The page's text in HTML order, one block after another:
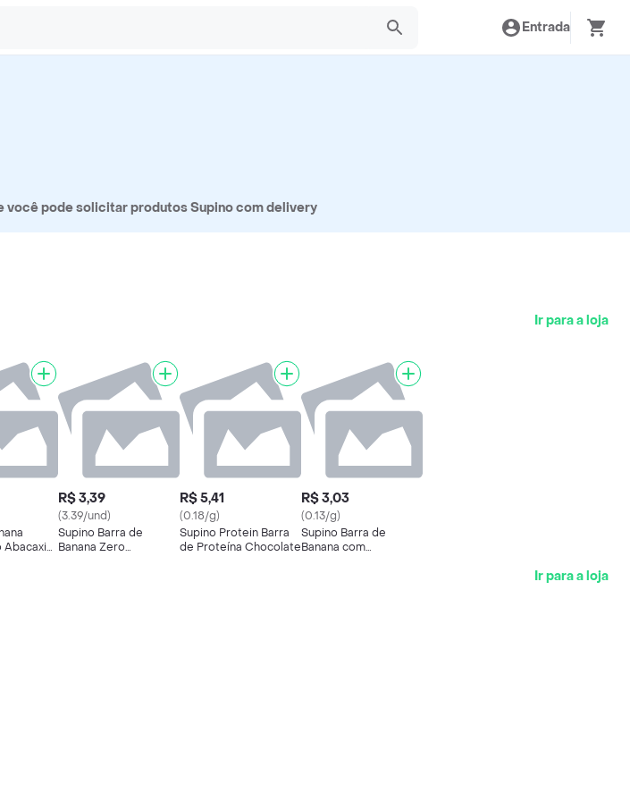
Entrada
você pode solicitar produtos Supino com delivery
Ir para a loja
Abacaxi
R$ 3,39
(3.39/und)
Supino Barra de
Banana Zero
R$ 5,41
(0.18/g)
Supino Protein Barra
de Proteína Chocolate
R$ 3,03
(0.13/g)
Supino Barra de
Banana com
Ir para a loja